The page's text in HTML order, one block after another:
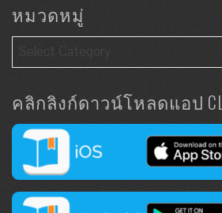
หมวดหมู่
คลิกลิงก์ดาวน์โหลดแอป